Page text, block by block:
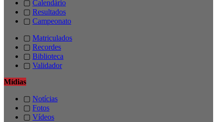
▢ Calendário
▢ Resultados
▢ Campeonato
▢ Matriculados
▢ Recordes
▢ Biblioteca
▢ Validador
Mídias
▢ Notícias
▢ Fotos
▢ Vídeos